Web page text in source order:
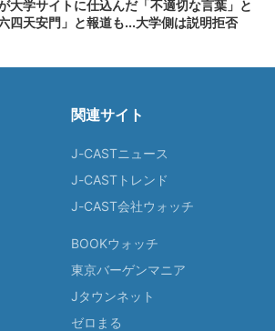
大学サイトに仕込んだ「不適切な言葉」と
天安門」と報道も...大学側は説明拒否
関連サイト
J-CASTニュース
J-CASTトレンド
J-CAST会社ウォッチ
BOOKウォッチ
東京バーゲンマニア
Jタウンネット
ゼロまる